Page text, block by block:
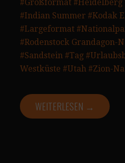
#Großformat #Heidelberg
#Indian Summer #Kodak
#Largeformat
#Rodenstock Grandagon-
#Sandstein #Tag
Westküste #Utah #Zion-
WEITERLESEN →